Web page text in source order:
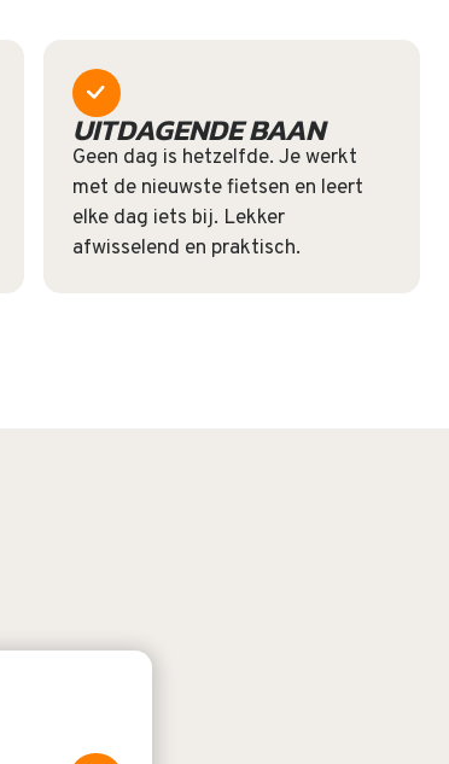
UITDAGENDE BAAN
Geen dag is hetzelfde. Je werkt
met de nieuwste fietsen en leert
elke dag iets bij. Lekker
afwisselend en praktisch.